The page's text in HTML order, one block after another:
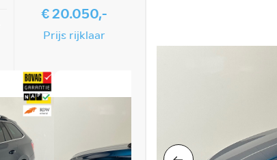
€ 20.050,-
Prijs rijklaar